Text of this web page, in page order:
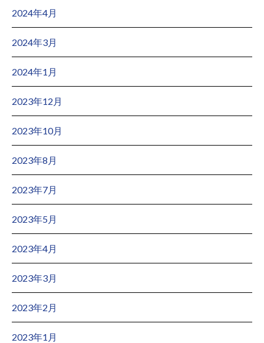
2024年4月
2024年3月
2024年1月
2023年12月
2023年10月
2023年8月
2023年7月
2023年5月
2023年4月
2023年3月
2023年2月
2023年1月